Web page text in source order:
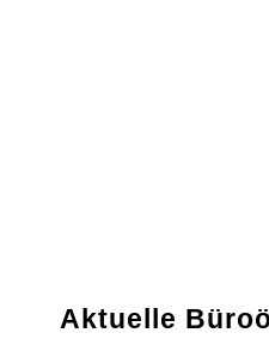
Aktuelle